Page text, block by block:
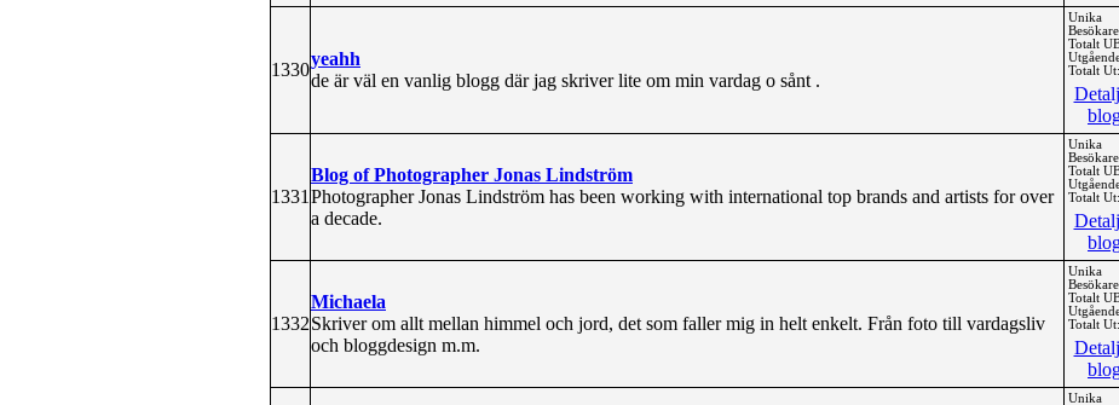
1330
yeahh
de är väl en vanlig blogg där jag skriver lite om min vardag o sånt .
Unika
Totalt
Totalt Ut:
1331
Blog of Photographer Jonas Lindström
Photographer Jonas Lindström has been working with international top brands and artists for over
a decade.
Unika
Totalt
Totalt Ut:
1332
Michaela
Skriver om allt mellan himmel och jord, det som faller mig in helt enkelt. Från foto till vardagsliv
och bloggdesign m.m.
Unika
Totalt
Totalt Ut:
Unika